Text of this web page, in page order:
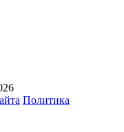
Политика